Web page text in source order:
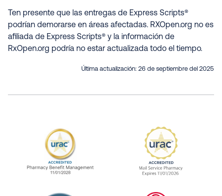
Ten presente que las entregas de Express Scripts®
podrían demorarse en áreas afectadas. RXOpen.org no es
afiliada de Express Scripts® y la información de
RxOpen.org podría no estar actualizada todo el tiempo.
Última actualización: 26 de septiembre del 2025